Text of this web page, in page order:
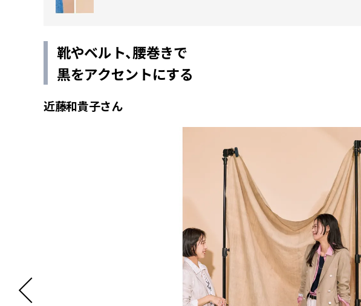
靴やベルト、腰巻きで
黒をアクセントにする
近藤和貴子さん